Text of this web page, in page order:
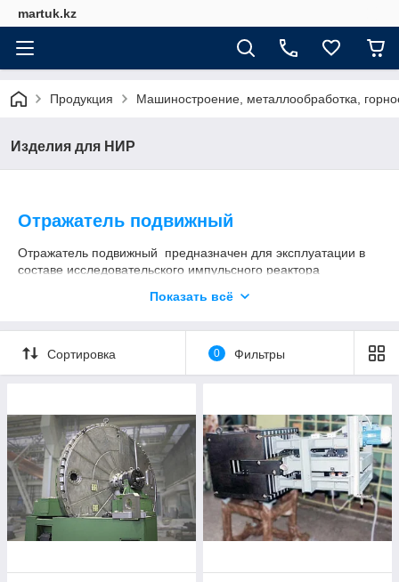
martuk.kz
Продукция Машиностроение, металлообработка,
Изделия для НИР
Отражатель подвижный
Отражатель подвижный предназначен для эксплуатации в
составе исследовательского импульсного реактора
двух модуляторов реактивности. Лопасти модуляторов
реактивности, одновременно и синхронно проходят около
активной зоны реактора, отражают нейтроны, обеспечивая
Комплекс медицинской нейтронной
терапии
Предназначен для создания пучка нейтронов
с оптимальными параметрами при ведении лучевой терапии
злокачественных опухолей. Устанавливается в специальном
боксе реактора ВВР-ц. Реактор установлен в НИФХИ им. Л.Я.
Показать всё
Сортировка 0 Фильтры